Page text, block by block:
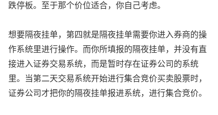
跌停板。至于那个价位适合，你自己考虑。
想要隔夜挂单，第四就是隔夜挂单需要你进入券商的操
作系统里进行操作。而你所填报的隔夜挂单，并没有直
接进入证券交易系统，而是暂时存在证券公司的系统
里。当第二天交易系统开始进行集合竞价买卖股票时，
证券公司才把你的隔夜挂单报进系统，进行集合竞价。